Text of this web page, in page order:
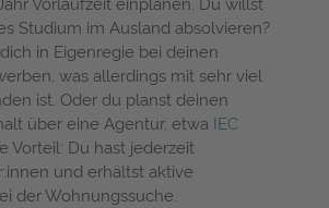
Studium im Ausland absolvieren?
in Eigenregie bei deinen
was allerdings mit sehr viel
ist. Oder du planst deinen
über eine Agentur, etwa IEC
Vorteil: Du hast jederzeit
und erhältst aktive
der Wohnungssuche.